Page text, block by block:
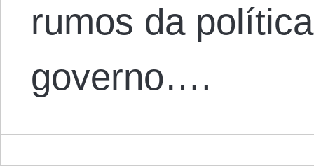
rumos da
governo….